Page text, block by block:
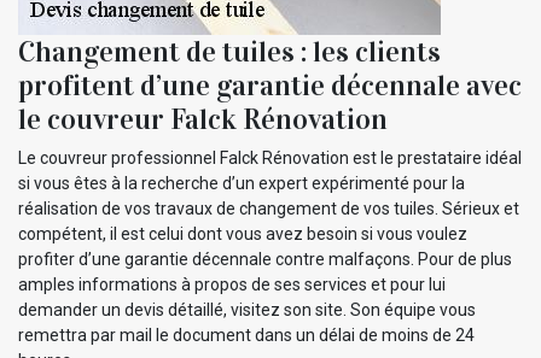
Changement de tuiles : les clients
profitent d’une garantie décennale avec
le couvreur Falck Rénovation
Le couvreur professionnel Falck Rénovation est le prestataire idéal
si vous êtes à la recherche d’un expert expérimenté pour la
réalisation de vos travaux de changement de vos tuiles. Sérieux et
compétent, il est celui dont vous avez besoin si vous voulez
profiter d’une garantie décennale contre malfaçons. Pour de plus
amples informations à propos de ses services et pour lui
demander un devis détaillé, visitez son site. Son équipe vous
remettra par mail le document dans un délai de moins de 24